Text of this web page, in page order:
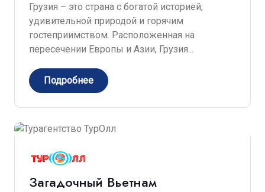
Грузия – это страна с богатой историей,
удивительной природой и горячим
гостеприимством. Расположенная на
пересечении Европы и Азии, Грузия...
Подробнее
Загадочный Вьетнам